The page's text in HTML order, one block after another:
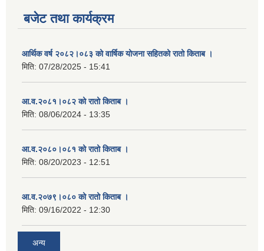
बजेट तथा कार्यक्रम
आर्थिक वर्ष २०८२।०८३ को वार्षिक योजना सहितको रातो किताब ।
मिति: 07/28/2025 - 15:41
आ.व.२०८१।०८२ को रातो किताब ।
मिति: 08/06/2024 - 13:35
आ.व.२०८०।०८१ को रातो किताब ।
मिति: 08/20/2023 - 12:51
आ.व.२०७९।०८० को रातो किताब ।
मिति: 09/16/2022 - 12:30
अन्य